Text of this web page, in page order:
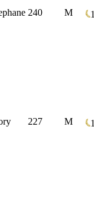
240 M
227 M